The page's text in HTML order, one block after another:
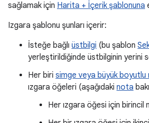
sağlamak için Harita + İçerik şablonuna
Izgara şablonu şunları içerir:
İsteğe bağlı üstbilgi (bu şablon
yerleştirildiğinde üstbilginin yerini
Her biri simge veya büyük boyutlu
ızgara öğeleri (aşağıdaki nota
Her ızgara öğesi için birincil